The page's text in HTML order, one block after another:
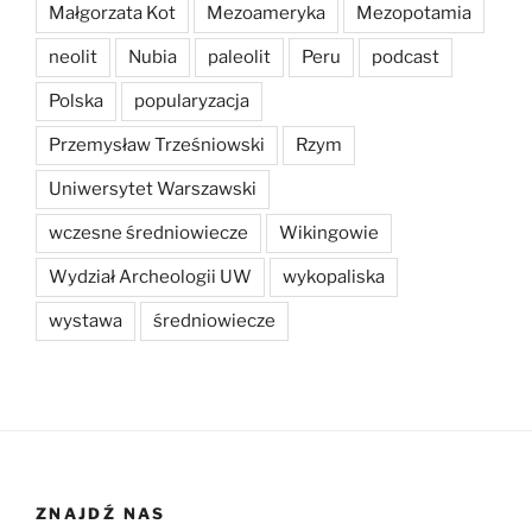
Małgorzata Kot Mezoameryka Mezopotamia
neolit Nubia paleolit Peru podcast
Polska popularyzacja
Przemysław Trześniowski Rzym
Uniwersytet Warszawski
wczesne średniowiecze Wikingowie
Wydział Archeologii UW wykopaliska
wystawa średniowiecze
ZNAJDŹ NAS